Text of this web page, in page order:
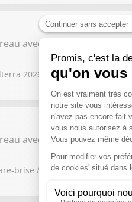
avec Lionel Robert,
2026 / avenir des ZFE /
avec Mathias
brise / l'électrification de la